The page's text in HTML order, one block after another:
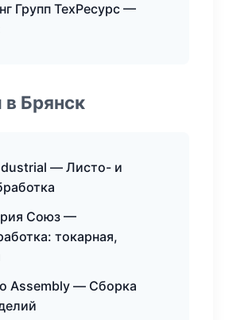
Групп ТехРесурс —
Брянск
— Листо- и
Союз —
токарная,
Assembly — Сборка